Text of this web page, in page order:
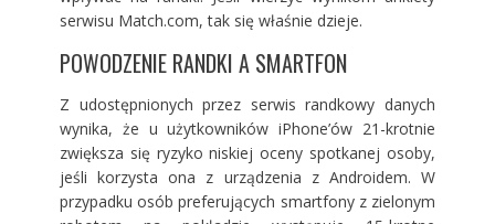
serwisu Match.com, tak się właśnie dzieje.
POWODZENIE RANDKI A SMARTFON
Z udostępnionych przez serwis randkowy danych
wynika, że u użytkowników iPhone’ów 21-krotnie
zwiększa się ryzyko niskiej oceny spotkanej osoby,
jeśli korzysta ona z urządzenia z Androidem. W
przypadku osób preferujących smartfony z zielonym